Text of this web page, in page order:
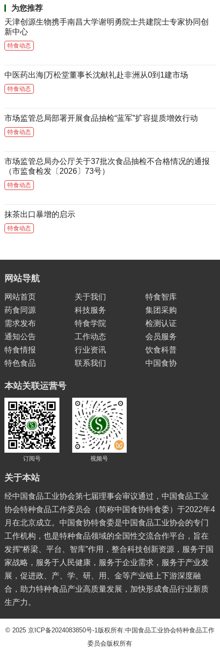
为您推荐
天津创源生物携手南昌大学谢明勇院士共建院士专家协同创
新中心
特食动态
中医药出海|万松堂董事长沈献礼赴非洲从0到1建市场
特食动态
市场监管总局部署开展食品抽检“蓝军”扩容提质增效行动
特食动态
市场监管总局办公厅关于37批次食品抽检不合格情况的通报
（市监食检发〔2026〕73号）
特食动态
抹茶出口暴增的启示
特食动态
网站导航
网站首页 关于我们
特食智库
药食同源
科技服务
集团采购
需求发布
特食学院
检测认证
通知公告
工作动态
会员服务
特食情报
行业资讯
饮食科普
特色食品
联系我们 中国食协
本站关联运营号
订阅号 视频号
关于本站
经中国食品工业协会第七届理事会审议通过，中国食品工业
协会特种食品工作委员会（简称中国食协特食委）于2022年4
月在北京成立。中国食协特食委是中国食品工业协会的专门
工作机构，也是特种食品领域的全国性交流合作平台，旨在
发挥“桥梁、平台、智库”作用，整合科技创新资源，服务于国
家战略，服务于人民健康，服务于企业需求，服务于产业发
展，促进政、产、学、研、用、金等产业链上下游深度融
合，助力特种食品产业高质量发展，加快形成食品行业新质
生产力。
© 2025 京ICP备2024083850号-1 版权所有:中国食品工业协会特种食品工作
委员会版权所有